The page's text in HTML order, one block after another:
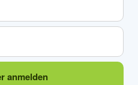
anmelden